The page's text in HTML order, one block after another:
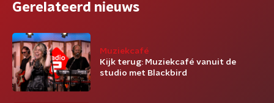
Gerelateerd nieuws
Muziekcafé
Kijk terug: Muziekcafé vanuit de
studio met Blackbird